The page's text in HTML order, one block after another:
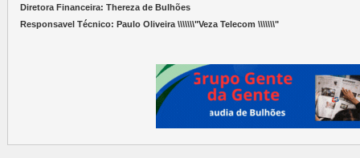
Diretora Financeira: Thereza de Bulhões
Responsavel Técnico: Paulo Oliveira \\\\\\\"Veza Telecom \\\\\\\"